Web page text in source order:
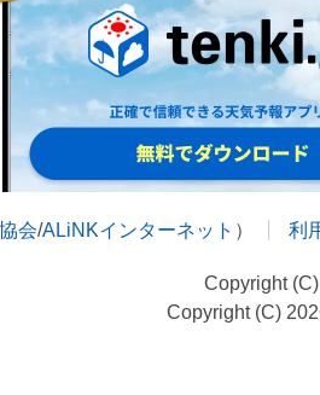
会/ALiNKインターネット ） 利
Copyright
Copyright (C)